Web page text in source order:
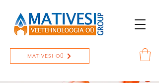
MATIVESI OÜ